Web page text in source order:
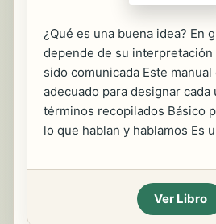
¿Qué es una buena idea? En
depende de su interpretación
sido comunicada Este
adecuado para designar cada
términos recopilados Básico
lo que hablan y hablamos Es
Ver Libro